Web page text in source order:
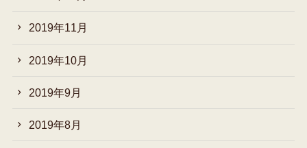
2019年11月
2019年10月
2019年9月
2019年8月